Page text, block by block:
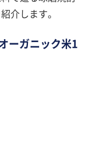
介します。
ーガニック米1